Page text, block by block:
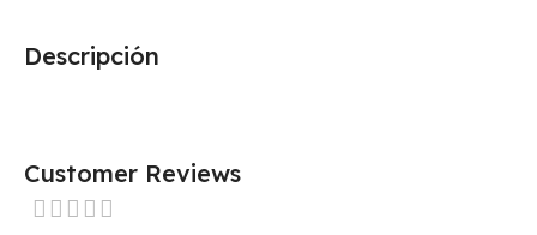
Descripción
Customer Reviews